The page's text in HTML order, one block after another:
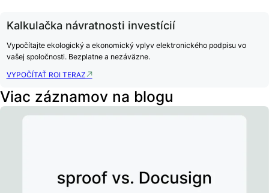
Kalkulačka návratnosti investícií
Vypočítajte ekologický a ekonomický vplyv elektronického podpisu vo
vašej spoločnosti. Bezplatne a nezáväzne.
VYPOČÍTAŤ ROI TERAZ
Viac záznamov na blogu